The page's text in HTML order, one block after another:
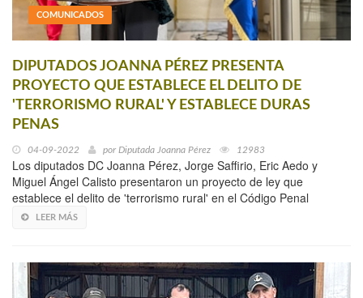
COMUNICADOS
DIPUTADOS JOANNA PÉREZ PRESENTA
PROYECTO QUE ESTABLECE EL DELITO DE
'TERRORISMO RURAL' Y ESTABLECE DURAS
PENAS
04-09-2022 por Diputada Joanna Pérez 12983
Los diputados DC Joanna Pérez, Jorge Saffirio, Eric Aedo y
Miguel Ángel Calisto presentaron un proyecto de ley que
establece el delito de 'terrorismo rural' en el Código Penal
LEER MÁS